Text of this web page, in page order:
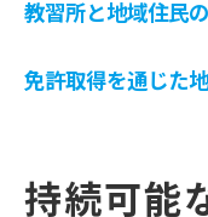
教習所と地域住民
免許取得を通じた
持続可能